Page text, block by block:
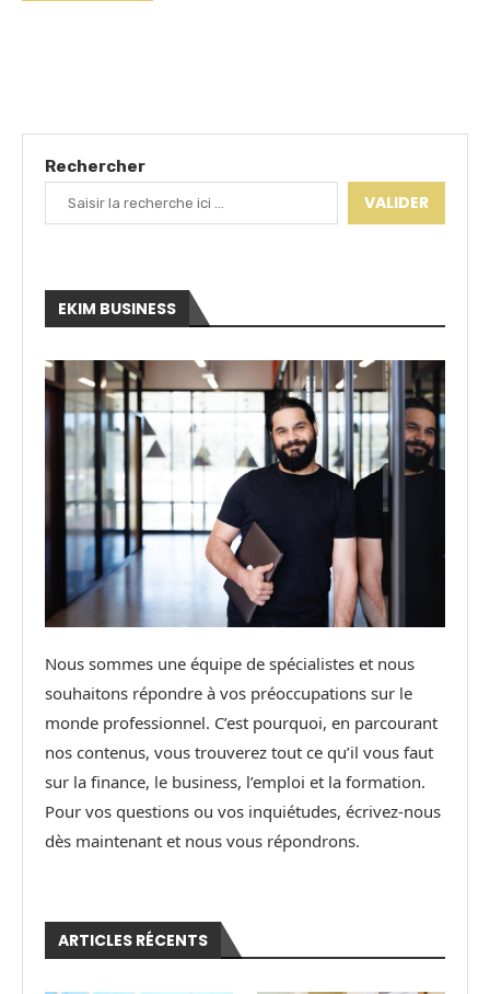
Rechercher
VALIDER
EKIM BUSINESS
Nous sommes une équipe de spécialistes et nous
souhaitons répondre à vos préoccupations sur le
monde professionnel. C’est pourquoi, en parcourant
nos contenus, vous trouverez tout ce qu’il vous faut
sur la finance, le business, l’emploi et la formation.
Pour vos questions ou vos inquiétudes, écrivez-nous
dès maintenant et nous vous répondrons.
ARTICLES RÉCENTS